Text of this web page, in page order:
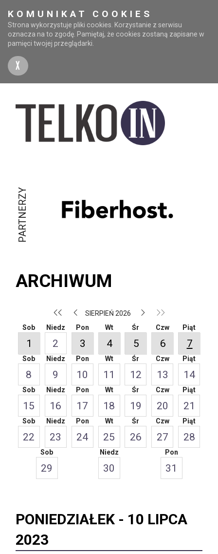
KOMUNIKAT COOKIES
Strona wykorzystuje pliki cookies. Korzystanie z serwisu
oznacza na to zgodę. Pamiętaj, że cookies zostaną zapisane w
pamięci twojej przeglądarki.
X
PARTNERZY
ARCHIWUM
SIERPIEŃ 2026
Sob
1
Niedz
2
Pon
3
Wt
4
Śr
5
Czw
6
Piąt
7
Sob
8
Niedz
9
Pon
10
Wt
11
Śr
12
Czw
13
Piąt
14
Sob
15
Niedz
16
Pon
17
Wt
18
Śr
19
Czw
20
Piąt
21
Sob
22
Niedz
23
Pon
24
Wt
25
Śr
26
Czw
27
Piąt
28
Sob
29
Niedz
30
Pon
31
PONIEDZIAŁEK - 10 LIPCA
2023